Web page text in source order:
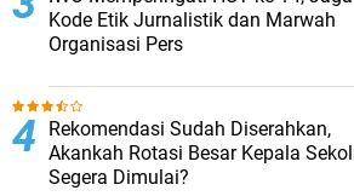
Kode Etik Jurnalistik dan Marwah
Organisasi Pers
Rekomendasi Sudah Diserahkan,
Akankah Rotasi Besar Kepala
Segera Dimulai?